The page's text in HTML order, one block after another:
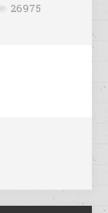
26975